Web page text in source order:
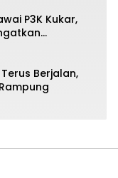
P3K Kukar,
Berjalan,